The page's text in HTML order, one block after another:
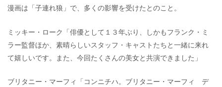
漫画は「子連れ狼」で、多くの影響を受けたとのこと。
ミッキー・ローク「俳優として１３年ぶり、しかもフランク・ミ
ラー監督ほか、素晴らしいスタッフ・キャストたちと一緒に来れ
て嬉しいです。また、今回たくさんの美女と共演できました」
ブリタニー・マーフィ「コンニチハ。ブリタニー・マーフィ デ